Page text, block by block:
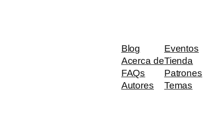
Blog
Acerca de
FAQs
Autores
Eventos
Tienda
Patrones
Temas